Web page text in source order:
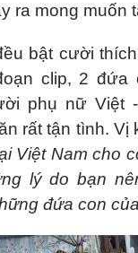
ra mong muốn
bật cười
clip, 2 đứa
phụ nữ Việt
rất tận tình. Vị
Việt Nam cho
lý do bạn
đứa con